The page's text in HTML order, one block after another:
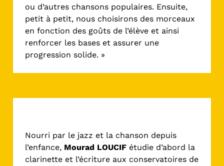
ou d’autres chansons populaires. Ensuite,
petit à petit, nous choisirons des morceaux
en fonction des goûts de l’élève et ainsi
renforcer les bases et assurer une
progression solide. »
Nourri par le jazz et la chanson depuis
l’enfance, Mourad LOUCIF étudie d’abord la
clarinette et l’écriture aux conservatoires de